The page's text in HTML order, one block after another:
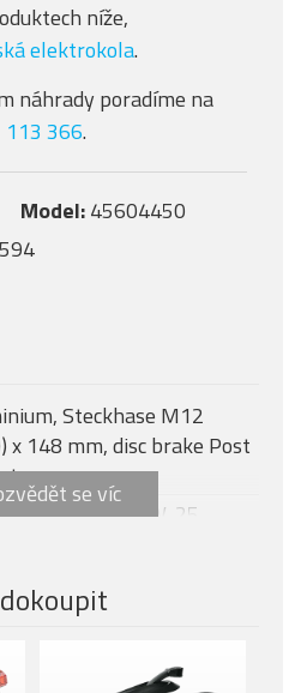
níže,
elektrokola.
náhrady poradíme na
366.
Model:45604450
Steckhase M12
x 148 mm, disc brake Post
PW-X3, 250 W, 25
Side Switch 1,7" LCD, 7